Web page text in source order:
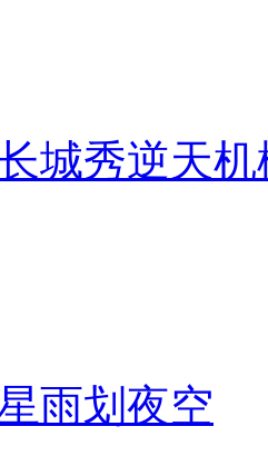
城秀逆天机
雨划夜空